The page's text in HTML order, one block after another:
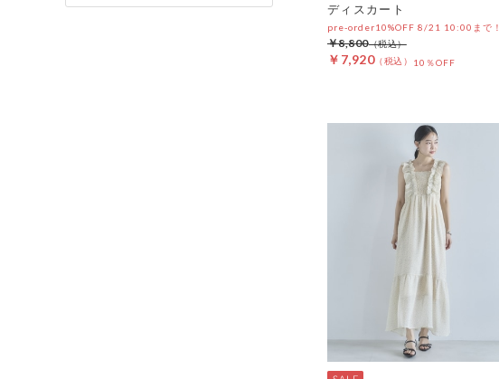
ディスカート
pre-order10%OFF 8/21 10:00まで！
￥7,920 10％OFF
￥8,800